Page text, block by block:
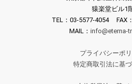
猿楽堂ビル1
TEL：03-5577-4054 FAX
MAIL： info@eterna-
プライバシーポ
特定商取引法に基